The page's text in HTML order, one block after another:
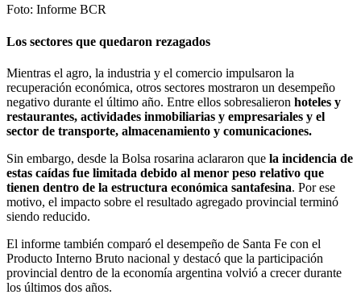
Foto: Informe BCR
Los sectores que quedaron rezagados
Mientras el agro, la industria y el comercio impulsaron la
recuperación económica, otros sectores mostraron un desempeño
negativo durante el último año. Entre ellos sobresalieron hoteles y
restaurantes, actividades inmobiliarias y empresariales y el
sector de transporte, almacenamiento y comunicaciones.
Sin embargo, desde la Bolsa rosarina aclararon que la incidencia de
estas caídas fue limitada debido al menor peso relativo que
tienen dentro de la estructura económica santafesina. Por ese
motivo, el impacto sobre el resultado agregado provincial terminó
siendo reducido.
El informe también comparó el desempeño de Santa Fe con el
Producto Interno Bruto nacional y destacó que la participación
provincial dentro de la economía argentina volvió a crecer durante
los últimos dos años.